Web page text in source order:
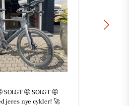
SOLGT 🤩 SOLGT 🤩
jeres nye cykler! 🚀